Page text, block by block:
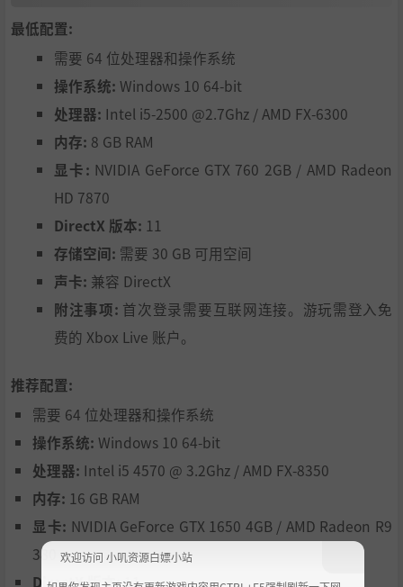
最低配置:
需要 64 位处理器和操作系统
操作系统: Windows 10 64-bit
处理器: Intel i5-2500 @2.7Ghz / AMD FX-6300
内存: 8 GB RAM
显卡: NVIDIA GeForce GTX 760 2GB / AMD Radeon
HD 7870
DirectX 版本: 11
存储空间: 需要 30 GB 可用空间
声卡: 兼容 DirectX
附注事项: 首次登录需要互联网连接。游玩需登入免
费的 Xbox Live 账户。
推荐配置:
需要 64 位处理器和操作系统
操作系统: Windows 10 64-bit
处理器: Intel i5 4570 @ 3.2Ghz / AMD FX-8350
内存: 16 GB RAM
显卡: NVIDIA GeForce GTX 1650 4GB / AMD Radeon R9
380
DirectX 版本:11
欢迎访问 小叽资源白嫖小站